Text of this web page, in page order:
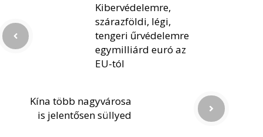
Kibervédelemre,
szárazföldi, légi,
tengeri űrvédelemre
egymilliárd euró az
EU-tól
Kína több nagyvárosa
is jelentősen süllyed